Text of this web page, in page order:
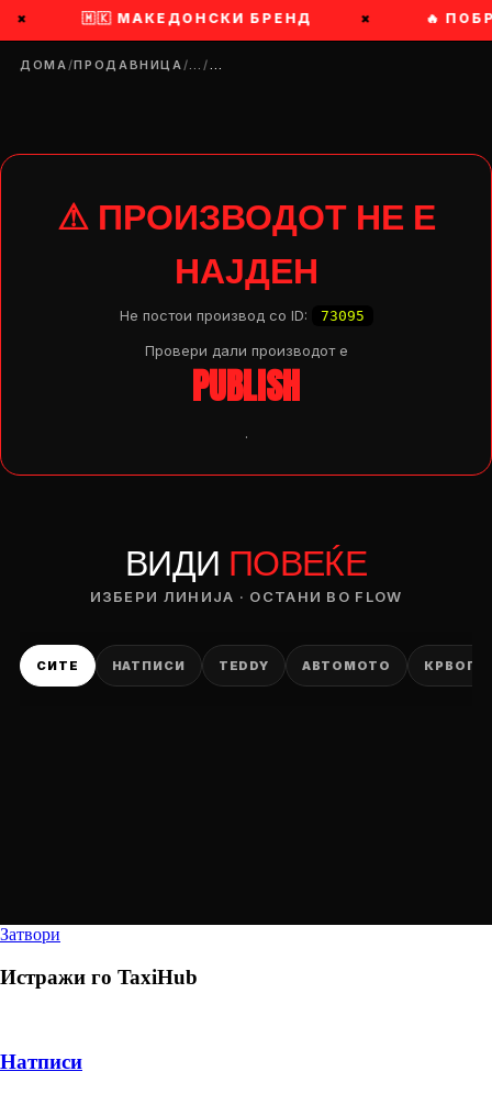
× 🇲🇰 МАКЕДОНСКИ БРЕНД × 🔥
ДОМА/ПРОДАВНИЦА/…/…
⚠ ПРОИЗВОДОТ НЕ Е
НАЈДЕН
Не постои производ со ID: 73095
Провери дали производот e
PUBLISH
.
ВИДИ ПОВЕЌЕ
ИЗБЕРИ ЛИНИЈА · ОСТАНИ ВО FLOW
СИТЕ НАТПИСИ TEDDY АВТОМОТО
Затвори
Истражи го TaxiHub
Натписи